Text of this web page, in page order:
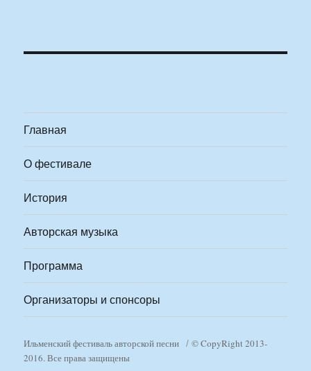
Главная
О фестивале
История
Авторская музыка
Программа
Организаторы и спонсоры
Ильменский фестиваль авторской песни
© CopyRight 2013-
2016. Все права защищены